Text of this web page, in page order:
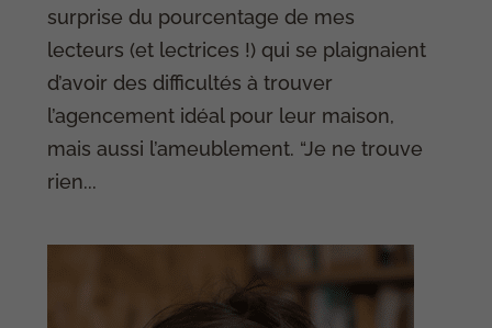
surprise du pourcentage de mes
lecteurs (et lectrices !) qui se plaignaient
d’avoir des difficultés à trouver
l’agencement idéal pour leur maison,
mais aussi l’ameublement. “Je ne trouve
rien...